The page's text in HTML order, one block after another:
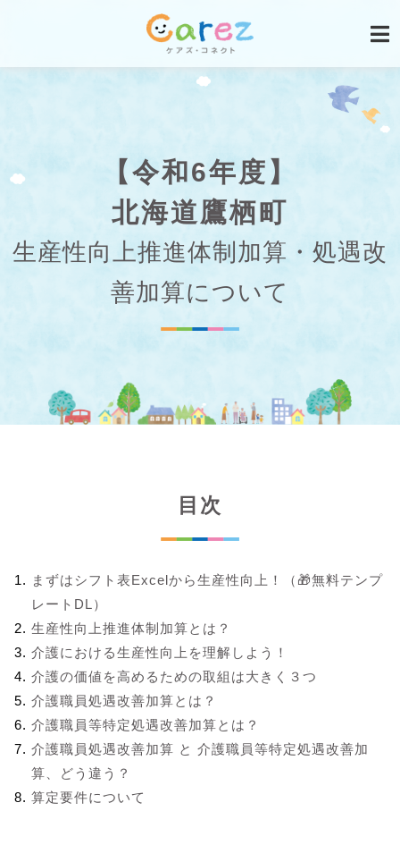
【令和6年度】
北海道鷹栖町
生産性向上推進体制加算・処遇改
善加算について
目次
まずはシフト表Excelから生産性向上！（🎁無料テンプ
レートDL）
生産性向上推進体制加算とは？
介護における生産性向上を理解しよう！
介護の価値を高めるための取組は大きく３つ
介護職員処遇改善加算とは？
介護職員等特定処遇改善加算とは？
介護職員処遇改善加算 と 介護職員等特定処遇改善加
算、どう違う？
算定要件について